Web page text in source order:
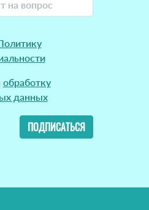
обработку
данных
ПОДПИСАТЬСЯ